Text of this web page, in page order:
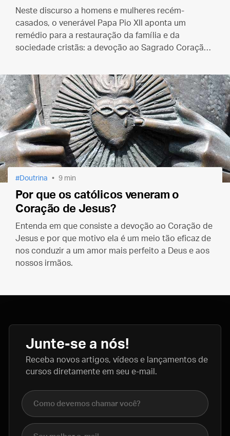
Neste discurso a homens e mulheres recém-
casados, o venerável Papa Pio XII aponta um
remédio para a restauração da família e da
sociedade cristãs: a devoção ao Sagrado Coração
Doutrina 9 min
Por que os católicos veneram o
Coração de Jesus?
Entenda em que consiste a devoção ao Coração de
Jesus e por que motivo ela é um meio tão eficaz de
nos conduzir a um amor mais perfeito a Deus e aos
nossos irmãos.
Junte-se a nós!
Receba novos artigos, vídeos e lançamentos de
cursos diretamente em seu e-mail.
Nome completo
E-mail